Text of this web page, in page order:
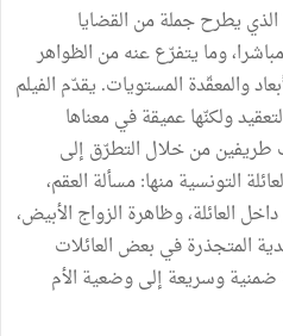
الذي يطرح جملة من القضايا
وما يتفرّع عنه من الظواهر
والمعقّدة المستويات. يقدّم الفيلم
ولكنّها عميقة في معناها
من خلال التطرّق إلى
التونسية منها: مسألة العقم،
العائلة، وظاهرة الزواج الأبيض،
المتجذرة في بعض العائلات
ضمنية وسريعة إلى وضعية الأم